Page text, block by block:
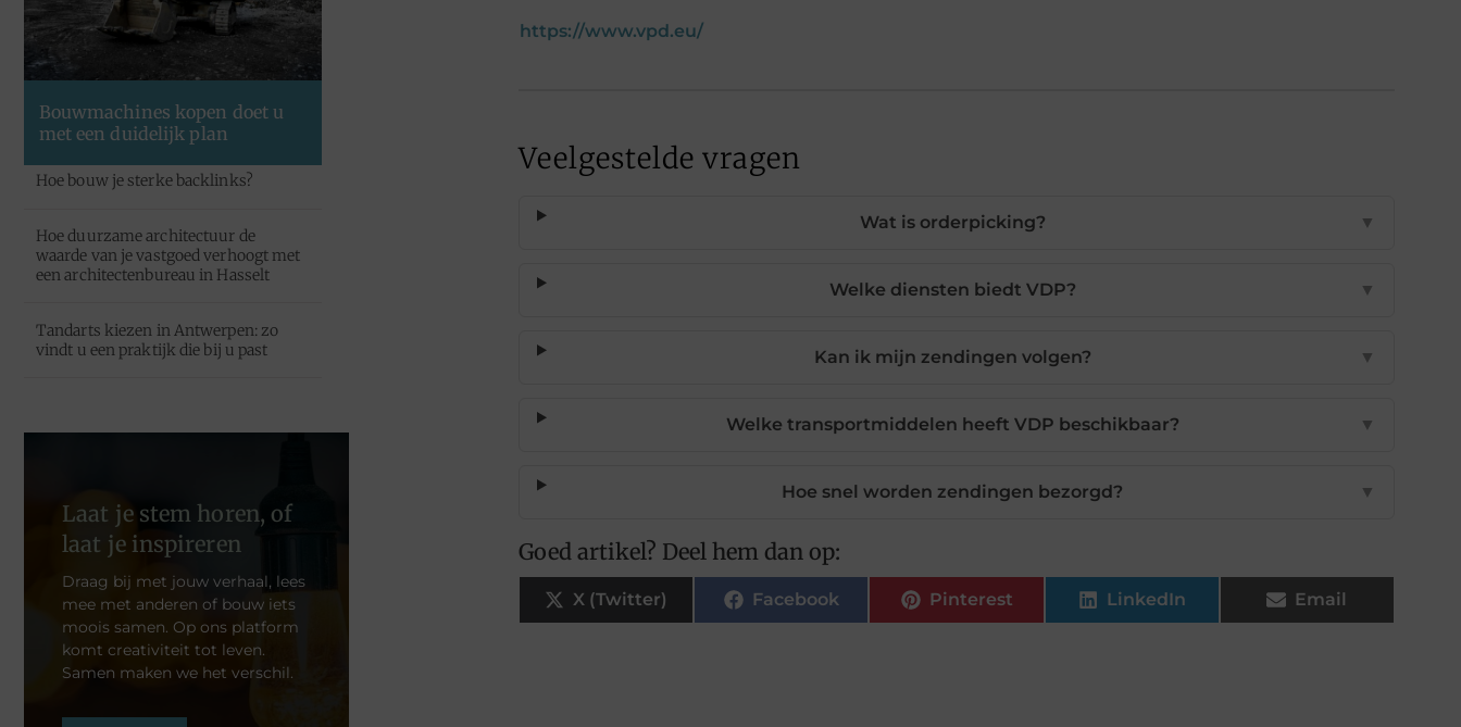
Bouwmachines kopen doet u
met een duidelijk plan
Hoe bouw je sterke backlinks?
Hoe duurzame architectuur de
waarde van je vastgoed verhoogt met
een architectenbureau in Hasselt
Tandarts kiezen in Antwerpen: zo
vindt u een praktijk die bij u past
Laat je stem horen, of
laat je inspireren
Draag bij met jouw verhaal, lees
mee met anderen of bouw iets
moois samen. Op ons platform
komt creativiteit tot leven.
Samen maken we het verschil.
https://www.vpd.eu/
Veelgestelde vragen
Wat is orderpicking? ▼
Welke diensten biedt VDP? ▼
Kan ik mijn zendingen volgen? ▼
Welke transportmiddelen heeft VDP beschikbaar? ▼
Hoe snel worden zendingen bezorgd? ▼
Goed artikel? Deel hem dan op:
X (Twitter) Facebook Pinterest LinkedIn Email